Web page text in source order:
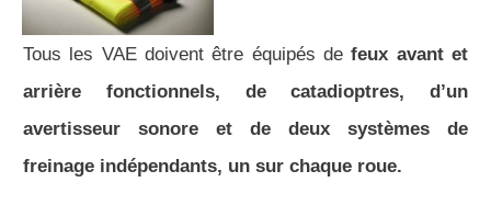
Tous les VAE doivent être équipés defeux avant et
arrière fonctionnels, de catadioptres, d’un
avertisseur sonore et de deux systèmes de
freinage indépendants, un sur chaque roue.